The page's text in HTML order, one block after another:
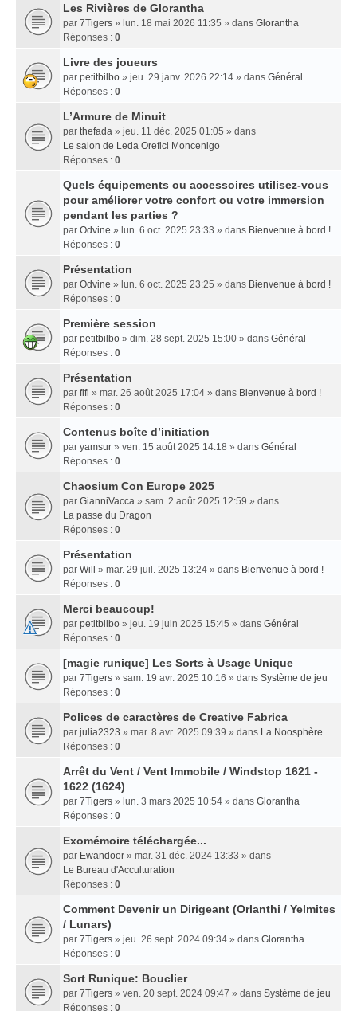
Les Rivières de Glorantha
par 7Tigers » lun. 18 mai 2026 11:35 » dans Glorantha
Réponses : 0
Livre des joueurs
par petitbilbo » jeu. 29 janv. 2026 22:14 » dans Général
Réponses : 0
L’Armure de Minuit
par thefada » jeu. 11 déc. 2025 01:05 » dans
Le salon de Leda Orefici Moncenigo
Réponses : 0
Quels équipements ou accessoires utilisez-vous
pour améliorer votre confort ou votre immersion
pendant les parties ?
par Odvine » lun. 6 oct. 2025 23:33 » dans Bienvenue à bord !
Réponses : 0
Présentation
par Odvine » lun. 6 oct. 2025 23:25 » dans Bienvenue à bord !
Réponses : 0
Première session
par petitbilbo » dim. 28 sept. 2025 15:00 » dans Général
Réponses : 0
Présentation
par fifi » mar. 26 août 2025 17:04 » dans Bienvenue à bord !
Réponses : 0
Contenus boîte d’initiation
par yamsur » ven. 15 août 2025 14:18 » dans Général
Réponses : 0
Chaosium Con Europe 2025
par GianniVacca » sam. 2 août 2025 12:59 » dans
La passe du Dragon
Réponses : 0
Présentation
par Will » mar. 29 juil. 2025 13:24 » dans Bienvenue à bord !
Réponses : 0
Merci beaucoup!
par petitbilbo » jeu. 19 juin 2025 15:45 » dans Général
Réponses : 0
[magie runique] Les Sorts à Usage Unique
par 7Tigers » sam. 19 avr. 2025 10:16 » dans Système de jeu
Réponses : 0
Polices de caractères de Creative Fabrica
par julia2323 » mar. 8 avr. 2025 09:39 » dans La Noosphère
Réponses : 0
Arrêt du Vent / Vent Immobile / Windstop 1621 -
1622 (1624)
par 7Tigers » lun. 3 mars 2025 10:54 » dans Glorantha
Réponses : 0
Exomémoire téléchargée...
par Ewandoor » mar. 31 déc. 2024 13:33 » dans
Le Bureau d'Acculturation
Réponses : 0
Comment Devenir un Dirigeant (Orlanthi / Yelmites
/ Lunars)
par 7Tigers » jeu. 26 sept. 2024 09:34 » dans Glorantha
Réponses : 0
Sort Runique: Bouclier
par 7Tigers » ven. 20 sept. 2024 09:47 » dans Système de jeu
Réponses : 0